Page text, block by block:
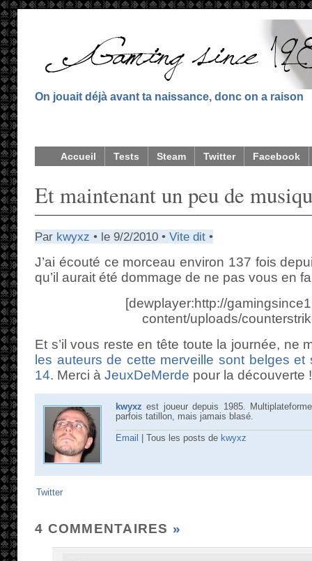
On jouait déjà avant ta naissance, donc on a raison
Accueil Tests Steam Twitter Facebook
Et maintenant un peu de
Par kwyxz • le 9/2/2010 • Vite dit •
J’ai écouté ce morceau environ 137 fois
qu’il aurait été dommage de ne pas vous en
[dewplayer:http://
content/uploads/
Et s’il vous reste en tête toute la journée, ne
les auteurs de cette merveille sont belges et
14. Merci à JeuxDeMerde pour la découverte !
kwyxz est joueur depuis 1985.
parfois tatillon, mais jamais blasé.
Email | Tous les posts de kwyxz
Twitter
4 COMMENTAIRES »